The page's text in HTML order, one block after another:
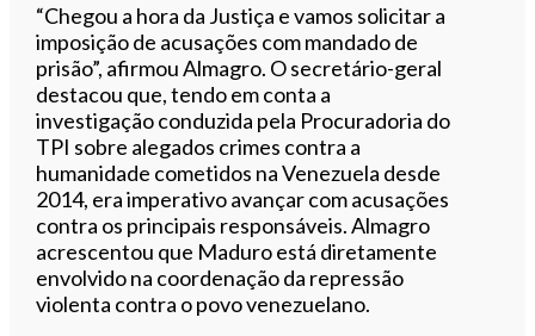
“Chegou a hora da Justiça e vamos solicitar a
imposição de acusações com mandado de
prisão”, afirmou Almagro. O secretário-geral
destacou que, tendo em conta a
investigação conduzida pela Procuradoria do
TPI sobre alegados crimes contra a
humanidade cometidos na Venezuela desde
2014, era imperativo avançar com acusações
contra os principais responsáveis. Almagro
acrescentou que Maduro está diretamente
envolvido na coordenação da repressão
violenta contra o povo venezuelano.